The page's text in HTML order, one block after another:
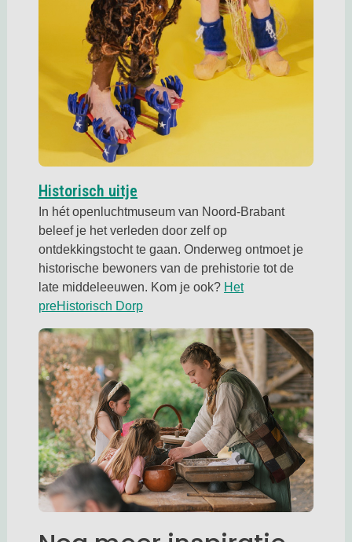
Historisch uitjeDeze link opent in een nieuwe
In hét openluchtmuseum van Noord-Brabant
beleef je het verleden door zelf op
ontdekkingstocht te gaan. Onderweg ontmoet je
historische bewoners van de prehistorie tot de
late middeleeuwen. Kom je ook? Het
preHistorisch DorpDeze link opent in een nieuwe tab